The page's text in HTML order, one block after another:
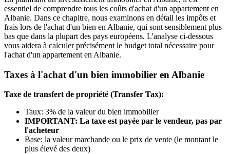
essentiel de comprendre tous les coûts d'achat d'un appartement en
Albanie. Dans ce chapitre, nous examinons en détail les impôts et
frais lors de l'achat d'un bien en Albanie, qui sont sensiblement plus
bas que dans la plupart des pays européens. L'analyse ci‑dessous
vous aidera à calculer précisément le budget total nécessaire pour
l'achat d'un appartement en Albanie.
Taxes à l'achat d'un bien immobilier en Albanie
Taxe de transfert de propriété (Transfer Tax):
Taux: 3% de la valeur du bien immobilier
IMPORTANT: La taxe est payée par le vendeur, pas par
l'acheteur
Base: la valeur marchande ou le prix de vente (le montant le
plus élevé des deux)